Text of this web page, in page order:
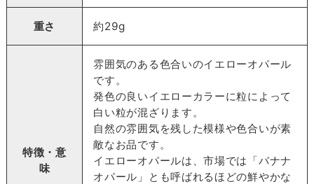
重さ 約29g
特徴・意
味
雰囲気のある色合いのイエローオパール
です。
発色の良いイエローカラーに粒によって
白い粒が混ざります。
自然の雰囲気を残した模様や色合いが素
敵なお品です。
イエローオパールは、市場では「バナナ
オパール」とも呼ばれるほどの鮮やかな